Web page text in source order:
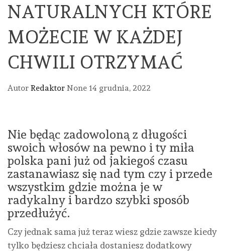
NATURALNYCH KTÓRE
MOŻECIE W KAŻDEJ
CHWILI OTRZYMAĆ
Autor Redaktor None 14 grudnia, 2022
Nie będąc zadowoloną z długości
swoich włosów na pewno i ty miła
polska pani już od jakiegoś czasu
zastanawiasz się nad tym czy i przede
wszystkim gdzie można je w
radykalny i bardzo szybki sposób
przedłużyć.
Czy jednak sama już teraz wiesz gdzie zawsze kiedy
tylko będziesz chciała dostaniesz dodatkowy